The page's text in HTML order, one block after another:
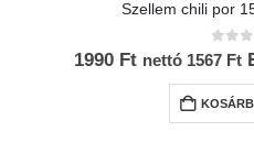
Szellem chili por
0az
1990 Ft nettó 1567 Ft